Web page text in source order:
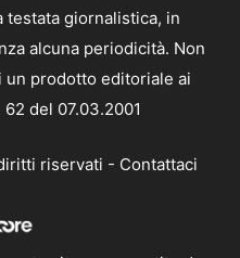
testata giornalistica, in
alcuna periodicità. Non
prodotto editoriale ai
del 07.03.2001
riservati - Contattaci